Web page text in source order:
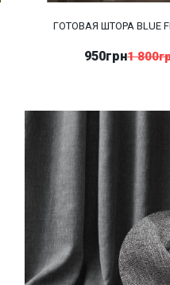
ГОТОВАЯ ШТОРА BLUE
950грн1